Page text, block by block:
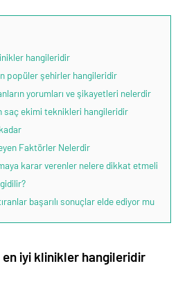
hangileridir
popüler şehirler hangileridir
yorumları ve şikayetleri nelerdir
saç ekimi teknikleri hangileridir
Faktörler Nelerdir
karar verenler nelere dikkat etmeli
başarılı sonuçlar elde ediyor mu
iyi klinikler hangileridir